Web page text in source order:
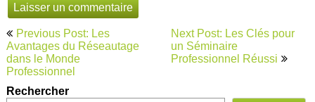
Navigation
de
l’article
Previous Post: Les
Avantages du Réseautage
dans le Monde
Professionnel
Next Post: Les Clés pour
un Séminaire
Professionnel Réussi
Rechercher